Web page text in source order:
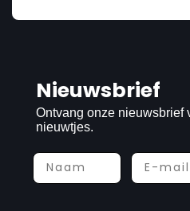
Nieuwsbrief
Ontvang onze nieuwsbrief
nieuwtjes.